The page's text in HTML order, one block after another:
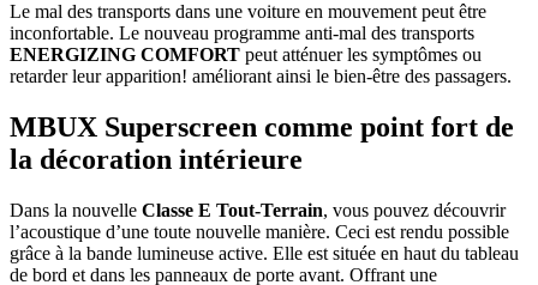
Le mal des transports dans une voiture en mouvement peut être
inconfortable. Le nouveau programme anti-mal des transports
ENERGIZING COMFORT peut atténuer les symptômes ou
retarder leur apparition! améliorant ainsi le bien-être des passagers.
MBUX Superscreen comme point fort de
la décoration intérieure
Dans la nouvelle Classe E Tout-Terrain, vous pouvez découvrir
l’acoustique d’une toute nouvelle manière. Ceci est rendu possible
grâce à la bande lumineuse active. Elle est située en haut du tableau
de bord et dans les panneaux de porte avant. Offrant une